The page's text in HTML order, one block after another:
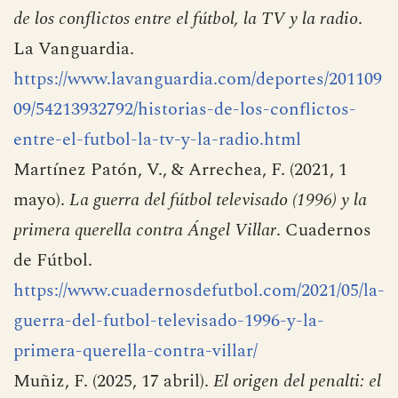
201810260234_noticia.html
La Vanguardia. (2011, 9 septiembre).
de los conflictos entre el fútbol, la TV y la radio.
La Vanguardia.
https://www.lavanguardia.com/deportes/201109
09/54213932792/historias-de-los-conflictos-
entre-el-futbol-la-tv-y-la-radio.html
Martínez Patón, V., & Arrechea, F. (2021, 1
mayo).La guerra del fútbol televisado (1996) y la
primera querella contra Ángel Villar. Cuadernos
de Fútbol.
https://www.cuadernosdefutbol.com/2021/05/la-
guerra-del-futbol-televisado-1996-y-la-